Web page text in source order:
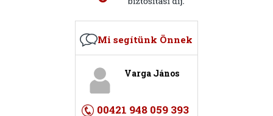
Mi segítünk Önnek
Varga János
00421 948 059 393